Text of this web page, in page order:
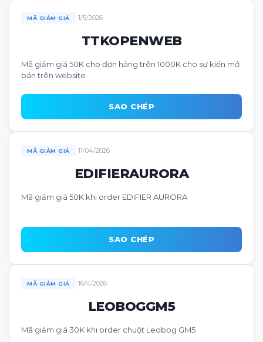
MÃ GIẢM GIÁ 1/5/2026
TTKOPENWEB
Mã giảm giá 50K cho đơn hàng trên 1000K cho sự kiến mở
bán trên website
SAO CHÉP
MÃ GIẢM GIÁ 11/04/2026
EDIFIERAURORA
Mã giảm giá 50K khi order EDIFIER AURORA
SAO CHÉP
MÃ GIẢM GIÁ 16/4/2026
LEOBOGGM5
Mã giảm giá 30K khi order chuột Leobog GM5